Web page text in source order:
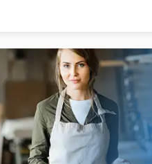
Fz 0
Gildemeister Ct 20